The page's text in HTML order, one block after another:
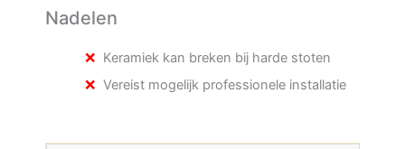
Nadelen
Keramiek kan breken bij harde stoten
Vereist mogelijk professionele installatie